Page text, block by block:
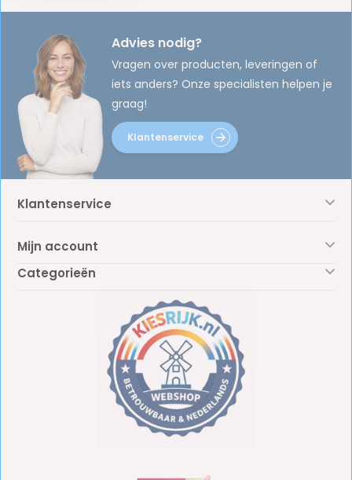
Advies nodig?
Vragen over producten, leveringen of
iets anders? Onze specialisten helpen je
graag!
Klantenservice
Klantenservice
Mijn account
Categorieën